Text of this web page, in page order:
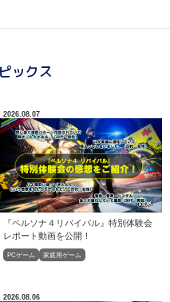
ックス
2026.08.07
PCゲーム 家庭用ゲーム
『ペルソナ４リバイバル』特別体験会
レポート動画を公開！
2026.08.06